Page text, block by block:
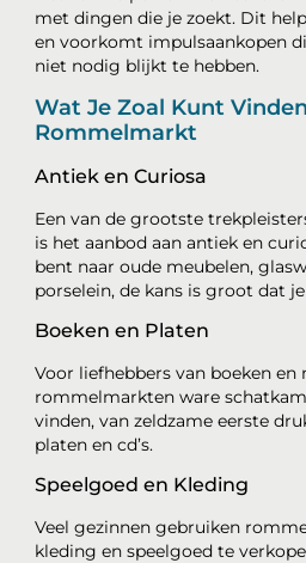
met dingen die je zoekt. Dit
en voorkomt impulsaankopen
niet nodig blijkt te hebben.
Wat Je Zoal Kunt
Rommelmarkt
Antiek en Curiosa
Een van de grootste
is het aanbod aan antiek en
bent naar oude meubelen,
porselein, de kans is groot dat
Boeken en Platen
Voor liefhebbers van boeken en
rommelmarkten ware
vinden, van zeldzame eerste
platen en cd’s.
Speelgoed en Kleding
Veel gezinnen gebruiken
kleding en speelgoed te